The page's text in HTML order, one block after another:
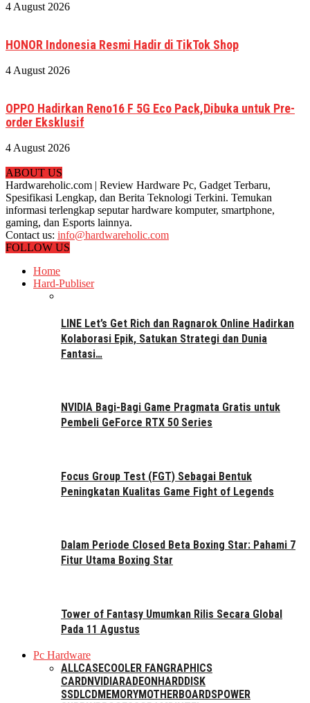
4 August 2026
HONOR Indonesia Resmi Hadir di TikTok Shop
4 August 2026
OPPO Hadirkan Reno16 F 5G Eco Pack,Dibuka untuk Pre-
order Eksklusif
4 August 2026
ABOUT US
Hardwareholic.com | Review Hardware Pc, Gadget Terbaru,
Spesifikasi Lengkap, dan Berita Teknologi Terkini. Temukan
informasi terlengkap seputar hardware komputer, smartphone,
gaming, dan Esports lainnya.
Contact us: info@hardwareholic.com
FOLLOW US
Home
Hard-Publiser
LINE Let’s Get Rich dan Ragnarok Online Hadirkan
Kolaborasi Epik, Satukan Strategi dan Dunia
Fantasi…
NVIDIA Bagi-Bagi Game Pragmata Gratis untuk
Pembeli GeForce RTX 50 Series
Focus Group Test (FGT) Sebagai Bentuk
Peningkatan Kualitas Game Fight of Legends
Dalam Periode Closed Beta Boxing Star: Pahami 7
Fitur Utama Boxing Star
Tower of Fantasy Umumkan Rilis Secara Global
Pada 11 Agustus
Pc Hardware
ALLCASECOOLER FAN GRAPHICS
CARDNVIDIARADEON HARDDISK
SSDLCDMEMORYMOTHERBOARDSPOWER